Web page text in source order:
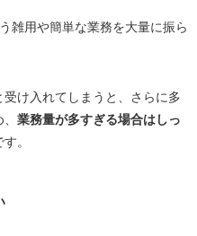
雑用や簡単な業務を大量に振ら
受け入れてしまうと、さらに多
業務量が多すぎる場合はしっ
す。